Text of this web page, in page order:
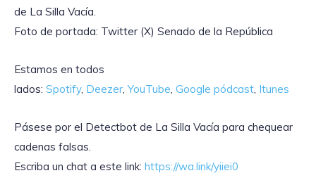
de La Silla Vacía.
Foto de portada: Twitter (X) Senado de la República
Estamos en todos
lados: Spotify, Deezer, YouTube, Google pódcast, Itunes
Pásese por el Detectbot de La Silla Vacía para chequear
cadenas falsas.
Escriba un chat a este link: https://wa.link/yiiei0